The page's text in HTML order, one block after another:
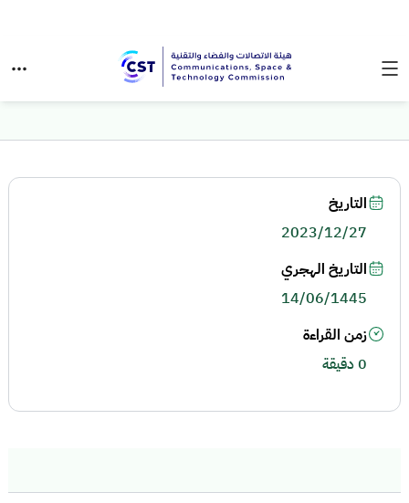
التاريخ
2023/12/27
التاريخ الهجري
14/06/1445
زمن القراءة
0 دقيقة